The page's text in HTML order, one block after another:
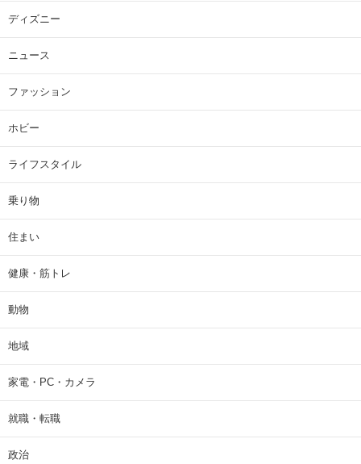
ディズニー
ニュース
ファッション
ホビー
ライフスタイル
乗り物
住まい
健康・筋トレ
動物
地域
家電・PC・カメラ
就職・転職
政治